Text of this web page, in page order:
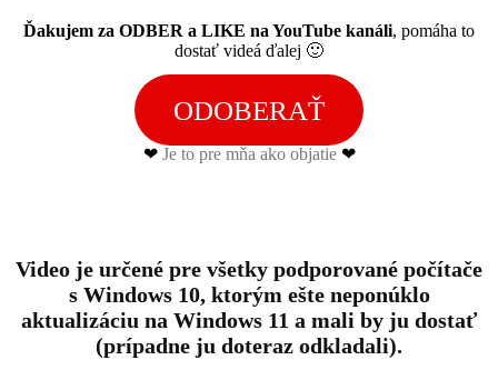
Ďakujem za ODBER a LIKE na YouTube kanáli, pomáha to
dostať videá ďalej 🙂
ODOBERAŤ
❤ Je to pre mňa ako objatie❤
Video je určené pre všetky podporované počítače
s Windows 10, ktorým ešte neponúklo
aktualizáciu na Windows 11 a mali by ju dostať
(prípadne ju doteraz odkladali).